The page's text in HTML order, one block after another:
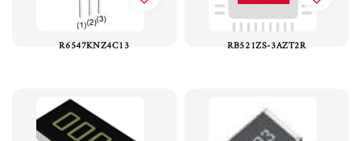
R6547KNZ4C13 RB521ZS-3AZT2R